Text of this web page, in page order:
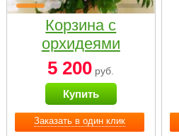
Заказать в один клик
Корзина с
орхидеями
малая
5 200 руб.
Купить